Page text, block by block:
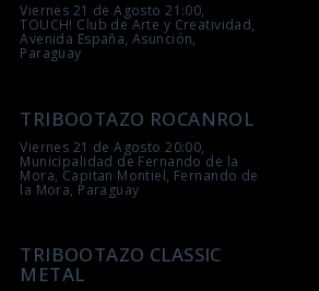
Viernes 21 de Agosto 21:00,
TOUCH! Club de Arte y Creatividad,
Avenida España, Asunción,
Paraguay
TRIBOOTAZO ROCANROL
Viernes 21 de Agosto 20:00,
Municipalidad de Fernando de la
Mora, Capitan Montiel, Fernando de
la Mora, Paraguay
TRIBOOTAZO CLASSIC
METAL